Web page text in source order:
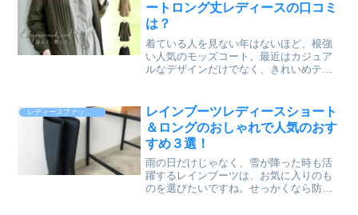
ートロング丈レディースの口コミ
は？
着ている人を見ない年はないほど、根強
い人気のモッズコート。最近はカジュア
ルなデザインだけでなく、きれいめテイ
楽天市場でレビュー数230件超え、平均評
価が4.61と高評価の、クレアモード
（clair mode）のモッズコートロング丈で
す。胸元のピンタックがウエストまで縦
長に入っているので、縦ラインが強調さ
れて細見えします。ドローストリングで
ウエストをキュッと絞って雰囲気の違う
着こなしもOK！M・L・LLと豊富なサイ
レインブーツレディースショート
＆ロングのおしゃれで人気のおす
すめ３選！
雨の日だけじゃなく、雪が降った時も活
躍するレインブーツは、お気に入りのも
のを選びたいですね。せっかくなら防水